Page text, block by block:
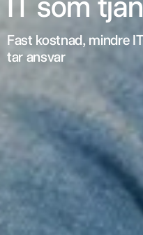
Fast kostnad, mindre
tar ansvar